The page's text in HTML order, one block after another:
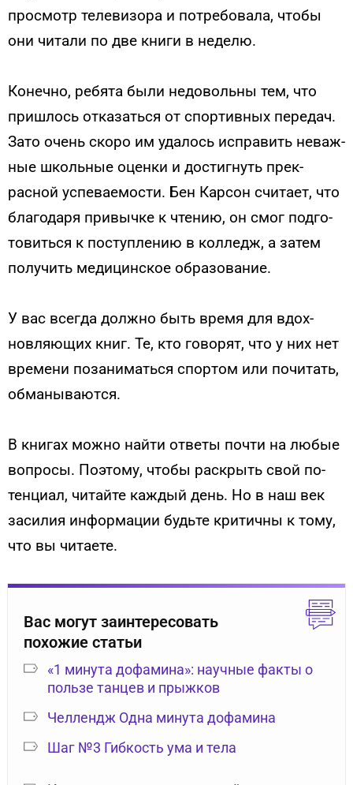
прос­мотр те­леви­зора и пот­ре­бова­ла, что­бы
они чи­тали по две кни­ги в не­делю.
Ко­неч­но, ре­бята бы­ли не­доволь­ны тем, что
приш­лось от­ка­зать­ся от спор­тивных пе­редач.
За­то очень ско­ро им уда­лось ис­пра­вить не­важ­
ные школь­ные оцен­ки и достигнуть прек­
расной ус­пе­ва­емос­ти. Бен Кар­сон счи­та­ет, что
бла­года­ря при­выч­ке к чте­нию, он смог под­го­
товить­ся к пос­тупле­нию в кол­ледж, а за­тем
по­лучить медицинское об­ра­зова­ние.
У вас всег­да дол­жно быть вре­мя для вдох­
новля­ющих книг. Те, кто го­ворят, что у них нет
вре­мени по­зани­мать­ся спор­том или по­читать,
об­ма­ныва­ют­ся.
В кни­гах мож­но най­ти от­ве­ты поч­ти на лю­бые
воп­ро­сы. По­это­му, что­бы рас­крыть свой по­
тен­ци­ал, чи­тай­те каж­дый день. Но в наш век
за­силия ин­форма­ции будь­те критич­ны к то­му,
что вы чи­та­ете.
Вас могут заинтересовать
похожие статьи
«1 минута дофамина»: научные факты о
пользе танцев и прыжков
Челлендж Одна минута дофамина
Шаг №3 Гибкость ума и тела